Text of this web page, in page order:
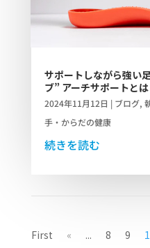
サポートしながら強い
ブ” アーチサポートとは
2024年11月12日 | ブログ,
手・からだの健康
続きを読む
First
« ... 8 9